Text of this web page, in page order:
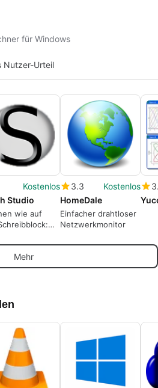
für Windows
Nutzer-Urteil
Kostenlos
Studio
wie auf
3.3
Kostenlos
HomeDale
Einfacher drahtloser
Netzwerkmonitor
Mehr